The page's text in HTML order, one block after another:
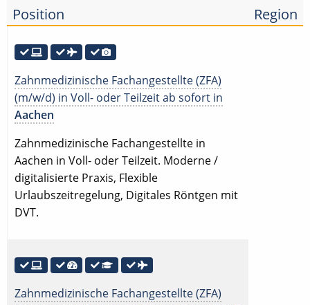
Position Region
Zahnmedizinische Fachangestellte (ZFA)
(m/w/d) in Voll- oder Teilzeit ab sofort in
Aachen
Zahnmedizinische Fachangestellte in
Aachen in Voll- oder Teilzeit. Moderne /
digitalisierte Praxis, Flexible
Urlaubszeitregelung, Digitales Röntgen mit
DVT.
Zahnmedizinische Fachangestellte (ZFA)